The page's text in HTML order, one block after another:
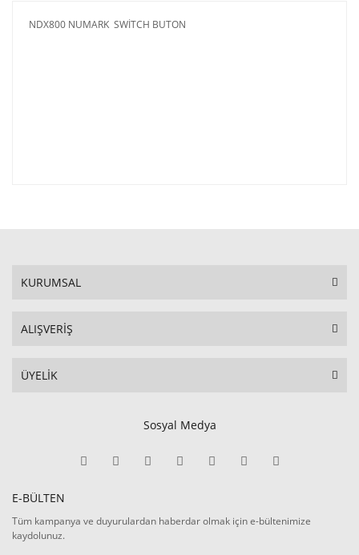
NDX800 NUMARK SWİTCH BUTON
KURUMSAL
ALIŞVERİŞ
ÜYELİK
Sosyal Medya
E-BÜLTEN
Tüm kampanya ve duyurulardan haberdar olmak için e-bültenimize
kaydolunuz.